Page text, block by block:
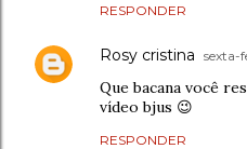
RESPONDER
Rosy cristina sexta-
Que bacana você
vídeo bjus 😉
RESPONDER